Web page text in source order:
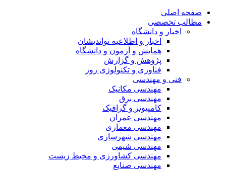
صفحه اصلی
مطالب تخصصی
اخبار و دانشگاه
اخبار و اطلاعیه نواندیشان
همایش و آزمون و دانشگاه
پژوهش و گزارش
فناوری و تکنولوژی روز
فنی و مهندسی
مهندسی مکانیک
مهندسی برق
کامپیوتر و گرافیک
مهندسی عمران
مهندسی معماری
مهندسی شهرسازی
مهندسی شیمی
مهندسی کشاورزی و محیط زیست
مهندسی صنایع